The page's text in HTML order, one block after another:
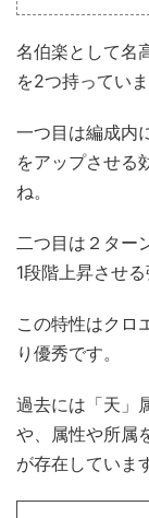
名伯楽として名
を2つ持っていま
一つ目は編成内
をアップさせる
ね。
二つ目は２ター
1段階上昇させる
この特性はクロ
り優秀です。
過去には「天」
や、属性や所属
が存在していま